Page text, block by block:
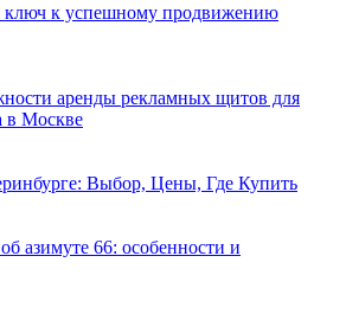
ключ к успешному продвижению
аренды рекламных щитов для
в Москве
Выбор, Цены, Где Купить
азимуте 66: особенности и